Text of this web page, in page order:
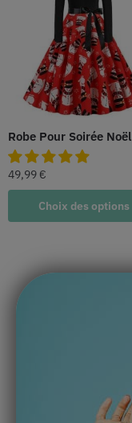
Robe Pour Soirée Noël
49,99 €
Choix des options